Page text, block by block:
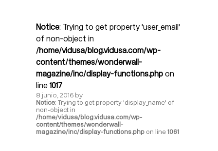
Notice: Trying to get property 'user_email'
of non-object in
/home/vidusa/blog.vidusa.com/wp-
content/themes/wonderwall-
magazine/inc/display-functions.php on
line 1017
8 junio, 2016 by
Notice: Trying to get property 'display_name' of
non-object in
/home/vidusa/blog.vidusa.com/wp-
content/themes/wonderwall-
magazine/inc/display-functions.php on line 1061